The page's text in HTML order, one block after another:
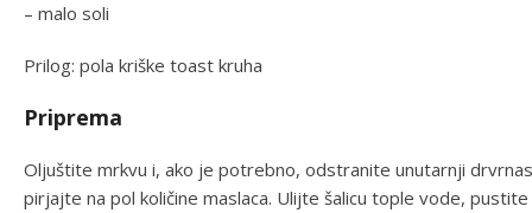
– malo soli
Prilog: pola kriške toast kruha
Priprema
Oljuštite mrkvu i, ako je potrebno, odstranite unutarnji
pirjajte na pol količine maslaca. Ulijte šalicu tople vode,